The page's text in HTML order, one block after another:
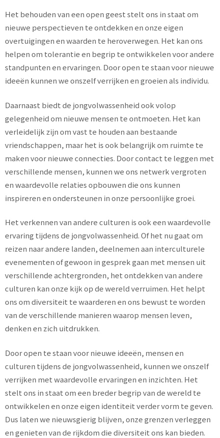
Het behouden van een open geest stelt ons in staat om
nieuwe perspectieven te ontdekken en onze eigen
overtuigingen en waarden te heroverwegen. Het kan ons
helpen om tolerantie en begrip te ontwikkelen voor andere
standpunten en ervaringen. Door open te staan voor nieuwe
ideeën kunnen we onszelf verrijken en groeien als individu.
Daarnaast biedt de jongvolwassenheid ook volop
gelegenheid om nieuwe mensen te ontmoeten. Het kan
verleidelijk zijn om vast te houden aan bestaande
vriendschappen, maar het is ook belangrijk om ruimte te
maken voor nieuwe connecties. Door contact te leggen met
verschillende mensen, kunnen we ons netwerk vergroten
en waardevolle relaties opbouwen die ons kunnen
inspireren en ondersteunen in onze persoonlijke groei.
Het verkennen van andere culturen is ook een waardevolle
ervaring tijdens de jongvolwassenheid. Of het nu gaat om
reizen naar andere landen, deelnemen aan interculturele
evenementen of gewoon in gesprek gaan met mensen uit
verschillende achtergronden, het ontdekken van andere
culturen kan onze kijk op de wereld verruimen. Het helpt
ons om diversiteit te waarderen en ons bewust te worden
van de verschillende manieren waarop mensen leven,
denken en zich uitdrukken.
Door open te staan voor nieuwe ideeën, mensen en
culturen tijdens de jongvolwassenheid, kunnen we onszelf
verrijken met waardevolle ervaringen en inzichten. Het
stelt ons in staat om een breder begrip van de wereld te
ontwikkelen en onze eigen identiteit verder vorm te geven.
Dus laten we nieuwsgierig blijven, onze grenzen verleggen
en genieten van de rijkdom die diversiteit ons kan bieden.